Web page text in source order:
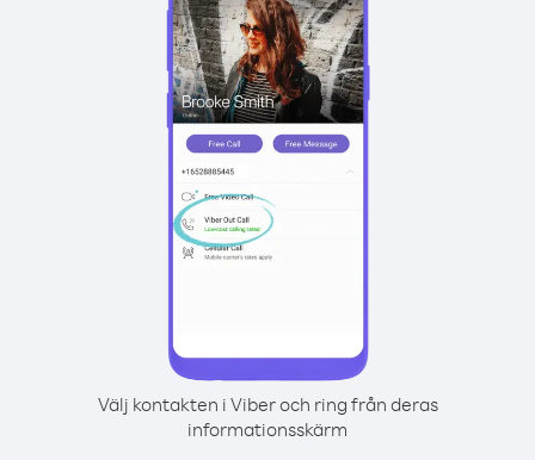
Välj kontakten i Viber och ring från deras
informationsskärm